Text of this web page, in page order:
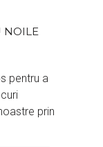
NOILE
pentru a
prin